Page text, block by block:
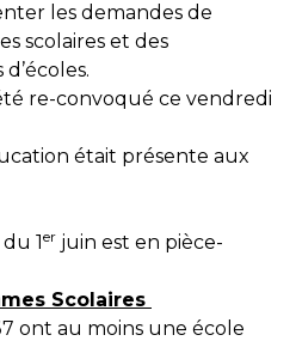
les demandes de
scolaires et des
re-convoqué ce vendredi
était présente aux
1er juin est en pièce-
Scolaires
ont au moins une école